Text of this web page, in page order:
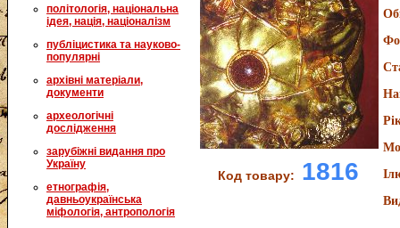
політологія, національна
ідея, нація, націоналізм
публіцистика та науково-
популярні
архівні матеріали,
документи
археологічні
дослідження
зарубіжні видання про
Україну
етнографія,
давньоукраїнська
міфологія, антропологія
Код товару: 1816